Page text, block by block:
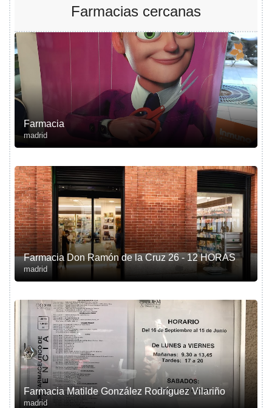
Farmacias cercanas
Farmacia
madrid
Farmacia Don Ramón de la Cruz 26 - 12 HORAS
madrid
Farmacia Matilde González Rodríguez Vilariño
madrid